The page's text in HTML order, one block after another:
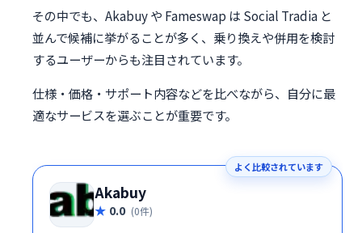
その中でも、Akabuy や Fameswap は Social Tradia と
並んで候補に挙がることが多く、乗り換えや併用を検討
するユーザーからも注目されています。
仕様・価格・サポート内容などを比べながら、自分に最
適なサービスを選ぶことが重要です。
よく比較されています
Akabuy
0.0 (0件)